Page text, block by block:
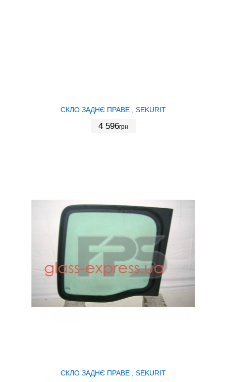
СКЛО ЗАДНЄ ПРАВЕ , SEKURIT
4 596грн
СКЛО ЗАДНЄ ПРАВЕ , SEKURIT